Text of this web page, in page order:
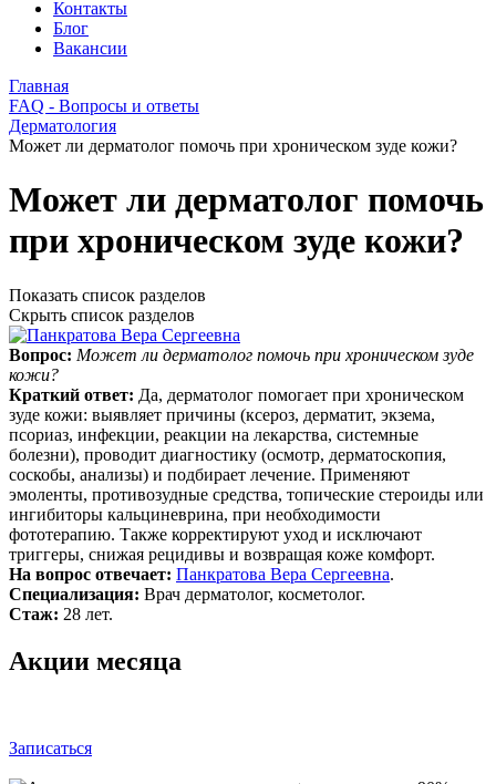
Контакты
Блог
Вакансии
Главная
FAQ - Вопросы и ответы
Дерматология
Может ли дерматолог помочь при хроническом зуде кожи?
Может ли дерматолог помочь
при хроническом зуде кожи?
Показать список разделов
Скрыть список разделов
Вопрос: Может ли дерматолог помочь при хроническом зуде
кожи?
Краткий ответ: Да, дерматолог помогает при хроническом
зуде кожи: выявляет причины (ксероз, дерматит, экзема,
псориаз, инфекции, реакции на лекарства, системные
болезни), проводит диагностику (осмотр, дерматоскопия,
соскобы, анализы) и подбирает лечение. Применяют
эмоленты, противозудные средства, топические стероиды или
ингибиторы кальциневрина, при необходимости
фототерапию. Также корректируют уход и исключают
триггеры, снижая рецидивы и возвращая коже комфорт.
На вопрос отвечает: Панкратова Вера Сергеевна.
Специализация: Врач дерматолог, косметолог.
Стаж: 28 лет.
Акции месяца
Записаться